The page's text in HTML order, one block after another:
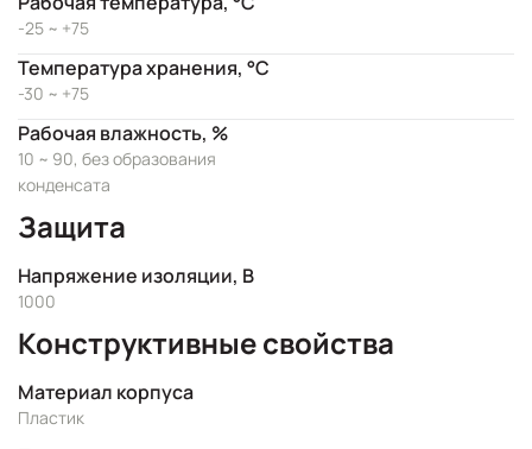
-25 ~ +75
Температура хранения, °C
-30 ~ +75
Рабочая влажность, %
10 ~ 90, без образования
конденсата
Защита
Напряжение изоляции, В
1000
Конструктивные свойства
Материал корпуса
Пластик